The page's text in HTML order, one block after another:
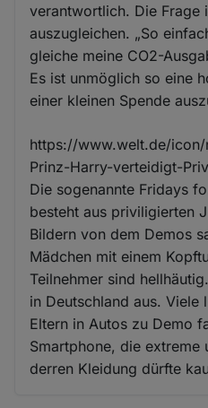
verantwortlich. Die Frage
auszugleichen. „So
gleiche meine CO2-
Es ist unmöglich so eine
einer kleinen Spende
https://www.welt.de/
Prinz-Harry-verteidigt-
Die sogenannte Fridays
besteht aus priviligierten
Bildern von dem Demos
Mädchen mit einem
Teilnehmer sind
in Deutschland aus. Viele
Eltern in Autos zu Demo
Smartphone, die extreme
derren Kleidung dürfte